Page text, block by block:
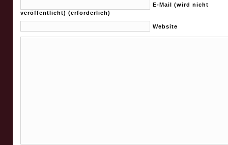
E-Mail (wird nicht
veröffentlicht) (erforderlich)
Website